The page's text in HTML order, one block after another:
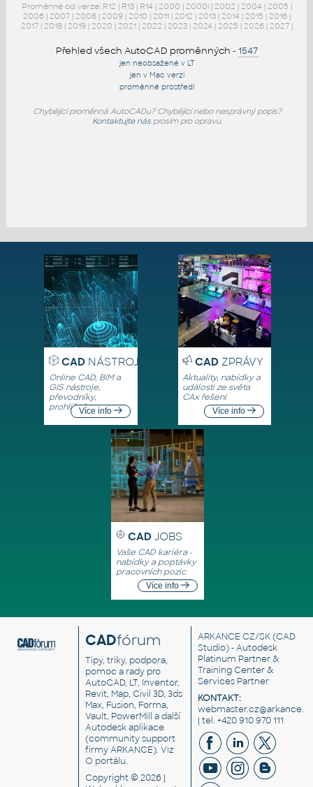
Proměnné od verze: R12 | R13 | R14 | 2000 | 2000i | 2002 | 2004 | 2005 |
2006 | 2007 | 2008 | 2009 | 2010 | 2011 | 2012 | 2013 | 2014 | 2015 | 2016 |
2017 | 2018 | 2019 | 2020 | 2021 | 2022 | 2023 | 2024 | 2025 | 2026 | 2027 |
Přehled všech AutoCAD proměnných - 1547
jen neobsažené v LT
jen v Mac verzi
proměnné prostředí
Chybějící proměnná AutoCADu? Chybějící nebo nesprávný popis?
Kontaktujte násprosím pro opravu.
CADNÁSTROJE
Online CAD, BIM a
GIS nástroje,
převodníky,
prohlížečeVíce info
CADZPRÁVY
Aktuality, nabídky a
události ze světa
CAx řešení
Více info
CAD JOBS
Vaše CAD kariéra -
nabídky a poptávky
pracovních pozic
Více info
CADfórum
Tipy, triky, podpora,
pomoc a rady pro
AutoCAD, LT, Inventor,
Revit, Map, Civil 3D, 3ds
Max, Fusion, Forma,
Vault, PowerMill a další
Autodesk aplikace
(community support
firmy ARKANCE). Viz
O portálu.
Copyright © 2026 |
ARKANCE CZ/SK(CAD
Studio) - Autodesk
Platinum Partner &
Training Center &
Services Partner
KONTAKT:
| tel. +420 910 970 111